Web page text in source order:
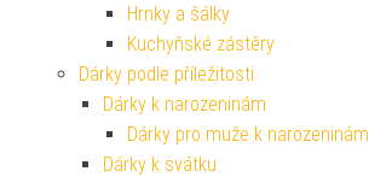
Hrnky a šálky
Kuchyňské zástěry
Dárky podle příležitosti
Dárky k narozeninám
Dárky pro muže k narozeninám
Dárky k svátku